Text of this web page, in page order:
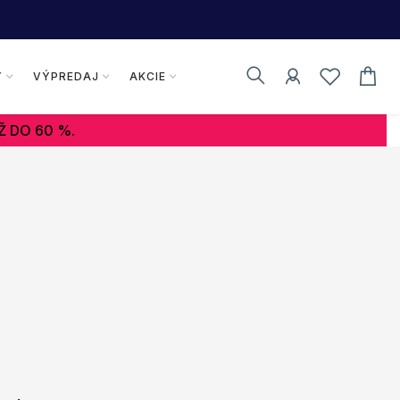
VÝPREDAJ AKCIE
DO 60 %.